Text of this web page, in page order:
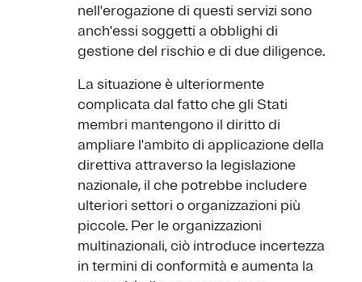
nell'erogazione di questi servizi sono
anch'essi soggetti a obblighi di
gestione del rischio e di due diligence.
La situazione è ulteriormente
complicata dal fatto che gli Stati
membri mantengono il diritto di
ampliare l'ambito di applicazione della
direttiva attraverso la legislazione
nazionale, il che potrebbe includere
ulteriori settori o organizzazioni più
piccole. Per le organizzazioni
multinazionali, ciò introduce incertezza
in termini di conformità e aumenta la